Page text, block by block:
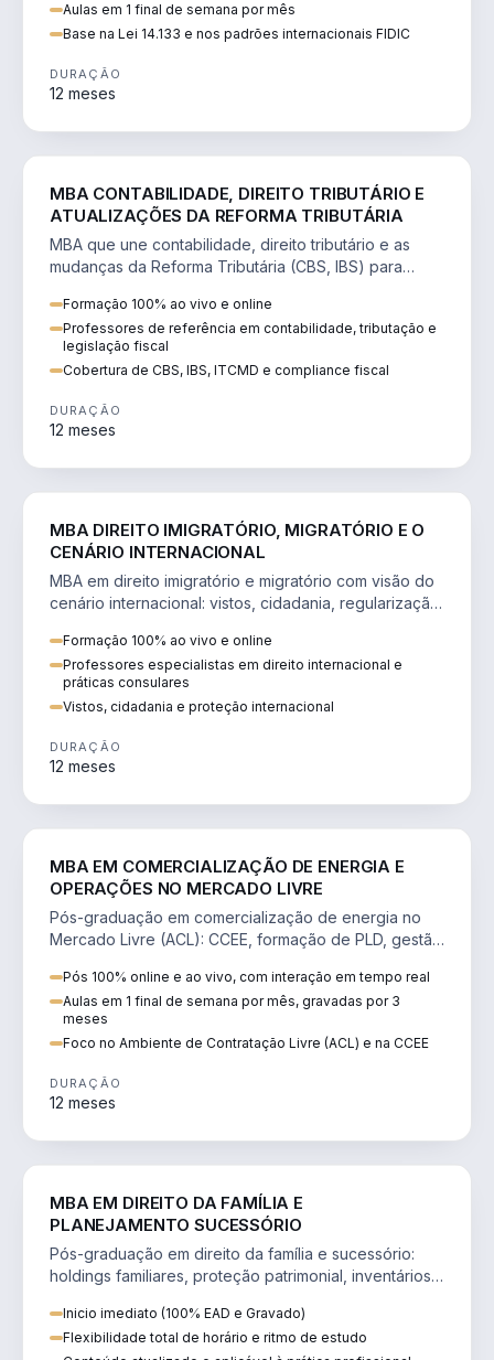
Aulas em 1 final de semana por mês
Base na Lei 14.133 e nos padrões internacionais FIDIC
DURAÇÃO
12 meses
MBA CONTABILIDADE, DIREITO TRIBUTÁRIO E
ATUALIZAÇÕES DA REFORMA TRIBUTÁRIA
MBA que une contabilidade, direito tributário e as
mudanças da Reforma Tributária (CBS, IBS) para
Formação 100% ao vivo e online
Professores de referência em contabilidade, tributação e
legislação fiscal
Cobertura de CBS, IBS, ITCMD e compliance fiscal
DURAÇÃO
12 meses
MBA DIREITO IMIGRATÓRIO, MIGRATÓRIO E O
CENÁRIO INTERNACIONAL
MBA em direito imigratório e migratório com visão do
cenário internacional: vistos, cidadania, regularização
Formação 100% ao vivo e online
Professores especialistas em direito internacional e
práticas consulares
Vistos, cidadania e proteção internacional
DURAÇÃO
12 meses
MBA EM COMERCIALIZAÇÃO DE ENERGIA E
OPERAÇÕES NO MERCADO LIVRE
Pós-graduação em comercialização de energia no
Mercado Livre (ACL): CCEE, formação de PLD, gestão
Pós 100% online e ao vivo, com interação em tempo real
Aulas em 1 final de semana por mês, gravadas por 3
meses
Foco no Ambiente de Contratação Livre (ACL) e na CCEE
DURAÇÃO
12 meses
MBA EM DIREITO DA FAMÍLIA E
PLANEJAMENTO SUCESSÓRIO
Pós-graduação em direito da família e sucessório:
holdings familiares, proteção patrimonial, inventários
Inicio imediato (100% EAD e Gravado)
Flexibilidade total de horário e ritmo de estudo